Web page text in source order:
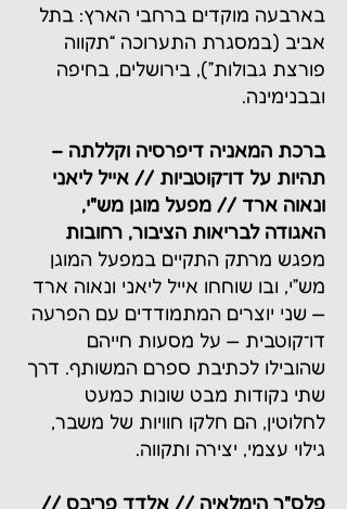
בארבעה מוקדים ברחבי הארץ: בתל
אביב (במסגרת התערוכה “תקווה
פורצת גבולות”), בירושלים, בחיפה
ובבנימינה.
ברכת המאניה דיפרסיה וקללתה –
תהיות על דו־קוטביות // אייל ליאני
ונאוה ארד // מפעל מוגן מש"י,
האגודה לבריאות הציבור, רחובות
מפגש מרתק התקיים במפעל המוגן
מש״י, ובו שוחחו אייל ליאני ונאוה ארד
— שני יוצרים המתמודדים עם הפרעה
דו־קוטבית — על מסעות חייהם
שהובילו לכתיבת ספרם המשותף. דרך
שתי נקודות מבט שונות כמעט
לחלוטין, הם חלקו חוויות של משבר,
גילוי עצמי, יצירה ותקווה.
פלס"ר הימלאיה // אלדד פריבס //